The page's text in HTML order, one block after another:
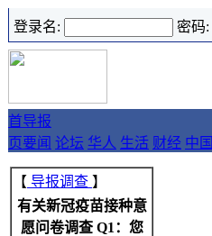
登录名: 密码:
首
页
导报
要闻 论坛 华人 生活 财经 中国
【 导报调查 】
有关新冠疫苗接种意
愿问卷调查 Q1：您